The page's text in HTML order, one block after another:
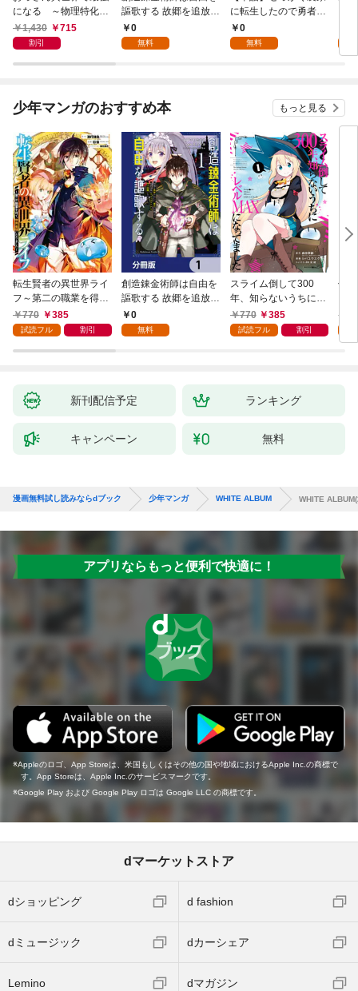
になる ～物理特化の
覚醒者～
1,430 715
割引
謳歌する 故郷を追放さ
れたら、魔王のお膝元
で超絶効果のマジック
0
無料
に転生したので勇者は
目指しません【第1
話】
0
無料
少年マンガのおすすめ本 もっと見る
転生賢者の異世界ライ
フ～第二の職業を得
て、世界最強になりま
した～ 1巻
770 385
試読フル 割引
創造錬金術師は自由を
謳歌する 故郷を追放さ
れたら、魔王のお膝元
で超絶効果のマジック
0
無料
スライム倒して300
年、知らないうちにレ
ベルMAXになってまし
た 1巻
770 385
試読フル 割引
信
新刊配信予定 ランキング
キャンペーン 無料
漫画無料試し読みならdブック 少年マンガ WHITE ALBUM WHITE
アプリならもっと便利で快適に！
Appleのロゴ、App Storeは、米国もしくはその他の国や地域におけるApple Inc.の商標で
す。App Storeは、Apple Inc.のサービスマークです。
Google Play および Google Play ロゴは Google LLC の商標です。
dマーケットストア
dショッピング d fashion
dミュージック dカーシェア
Lemino dマガジン